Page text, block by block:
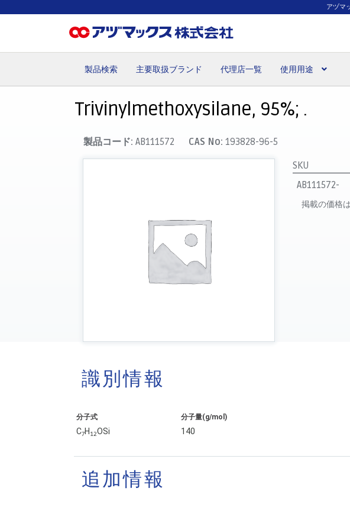
アヅマ
製品検索 主要取扱ブランド 代理店一覧 使用用途
Trivinylmethoxysilane, 95%; .
製品コード:AB111572 CAS No:193828-96-5
SKU
AB111572-
掲載の価格
識別情報
分子式
C7H 12OSi
分子量(g/mol)
140
追加情報